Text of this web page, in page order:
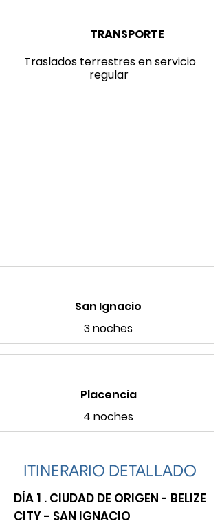
TRANSPORTE
Traslados terrestres en servicio
regular
San Ignacio
3 noches
Placencia
4 noches
ITINERARIO DETALLADO
DÍA 1 . CIUDAD DE ORIGEN - BELIZE
CITY - SAN IGNACIO